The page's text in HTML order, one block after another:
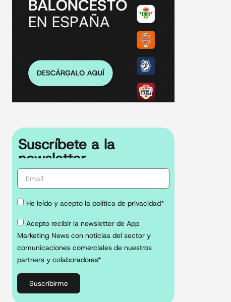
Suscríbete a la
newsletter
He leído y acepto la política de privacidad*
Acepto recibir la newsletter de App
Marketing News con noticias del sector y
comunicaciones comerciales de nuestros
partners y colaboradores*
Suscribirme